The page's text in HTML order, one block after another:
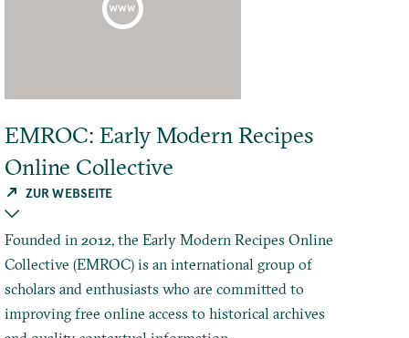
EMROC: Early Modern Recipes
Online Collective
ZUR WEBSEITE
Founded in 2012, the Early Modern Recipes Online
Collective (EMROC) is an international group of
scholars and enthusiasts who are committed to
improving free online access to historical archives